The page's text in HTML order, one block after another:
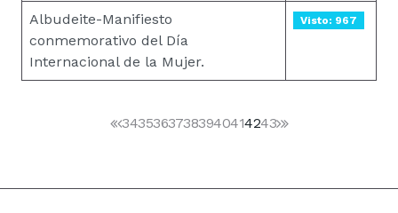
Albudeite-Manifiesto
conmemorativo del Día
Internacional de la Mujer.
Visto: 967
34353637383940414243